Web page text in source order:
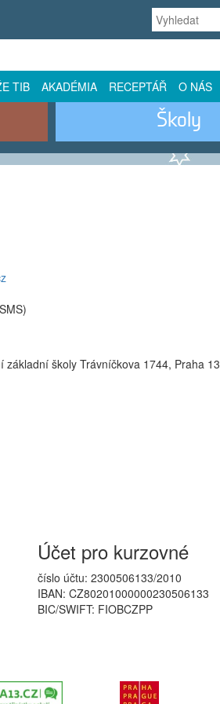
TIB AKADÉMIA RECEPTÁŘ O NÁS
Školy
školy Trávníčkova 1744, Praha 13
Účet pro kurzovné
číslo účtu: 2300506133/2010
IBAN: CZ80201000000230506133
BIC/SWIFT: FIOBCZPP